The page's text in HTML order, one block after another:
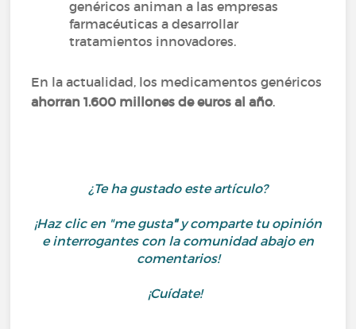
genéricos animan a las empresas
farmacéuticas a desarrollar
tratamientos innovadores.
En la actualidad, los medicamentos genéricos
ahorran 1.600 millones de euros al año.
¿Te ha gustado este artículo?
¡Haz clic en "me gusta"y comparte tu opinión
e interrogantes con la comunidad abajo en
comentarios!
¡Cuídate!